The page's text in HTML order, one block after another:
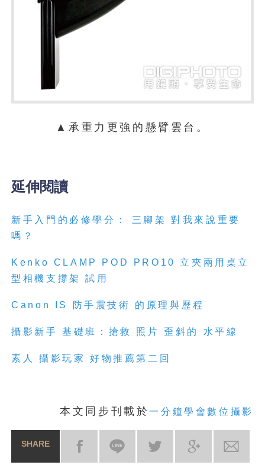
▲承重力更強的懸臂雲台。
延伸閱讀
新手入門的必修學分： 三腳架 對我來說重要
嗎？
Kenko CLAMP POD PRO10 立夾兩用桌立
型相機支撐架 試用
Canon IS 防手震技術 的原理與歷程
攝影新手 基礎班：搶救 照片 歪斜的 水平線
素人 攝影玩家 好物推薦第二回
本文同步刊載於一分鐘學會數位攝影
SHARE